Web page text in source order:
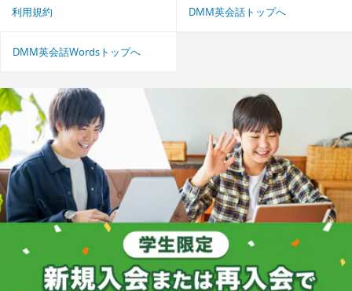
利用規約 DMM英会話トップへ
DMM英会話Wordsトップへ